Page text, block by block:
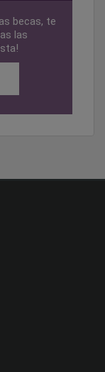
becas, te
las